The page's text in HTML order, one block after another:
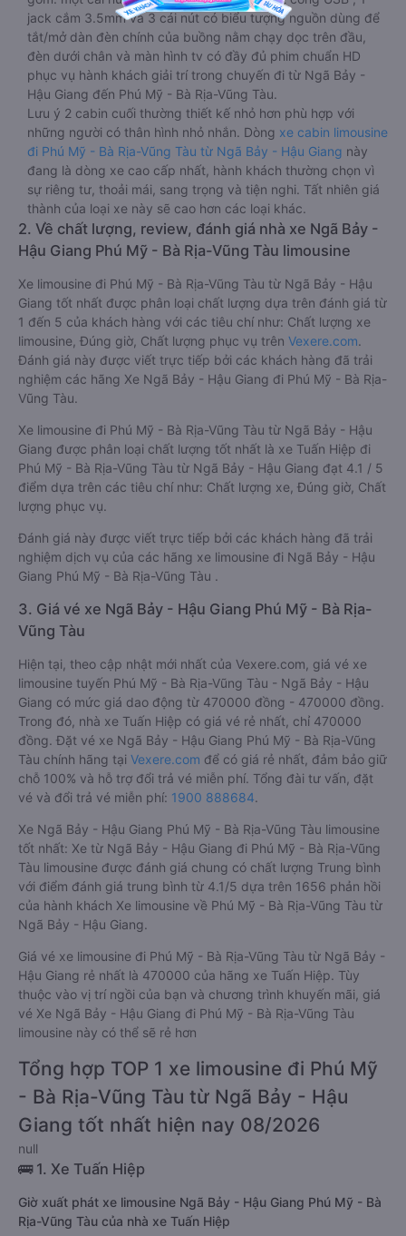
jack cắm 3.5mm và 3 cái nút có biểu tượng nguồn dùng để
tắt/mở dàn đèn chính của buồng nằm chạy dọc trên đầu,
đèn dưới chân và màn hình tv có đầy đủ phim chuẩn HD
phục vụ hành khách giải trí trong chuyến đi từ Ngã Bảy -
Hậu Giang đến Phú Mỹ - Bà Rịa-Vũng Tàu.
Lưu ý 2 cabin cuối thường thiết kế nhỏ hơn phù hợp với
những người có thân hình nhỏ nhắn. Dòng xe cabin limousine
đi Phú Mỹ - Bà Rịa-Vũng Tàu từ Ngã Bảy - Hậu Giang này
đang là dòng xe cao cấp nhất, hành khách thường chọn vì
sự riêng tư, thoải mái, sang trọng và tiện nghi. Tất nhiên giá
thành của loại xe này sẽ cao hơn các loại khác.
2. Về chất lượng, review, đánh giá nhà xe Ngã Bảy -
Hậu Giang Phú Mỹ - Bà Rịa-Vũng Tàu limousine
Xe limousine đi Phú Mỹ - Bà Rịa-Vũng Tàu từ Ngã Bảy - Hậu
Giang tốt nhất được phân loại chất lượng dựa trên đánh giá từ
1 đến 5 của khách hàng với các tiêu chí như: Chất lượng xe
limousine, Đúng giờ, Chất lượng phục vụ trên Vexere.com.
Đánh giá này được viết trực tiếp bởi các khách hàng đã trải
nghiệm các hãng Xe Ngã Bảy - Hậu Giang đi Phú Mỹ - Bà Rịa-
Vũng Tàu.
Xe limousine đi Phú Mỹ - Bà Rịa-Vũng Tàu từ Ngã Bảy - Hậu
Giang được phân loại chất lượng tốt nhất là xe Tuấn Hiệp đi
Phú Mỹ - Bà Rịa-Vũng Tàu từ Ngã Bảy - Hậu Giang đạt 4.1 / 5
điểm dựa trên các tiêu chí như: Chất lượng xe, Đúng giờ, Chất
lượng phục vụ.
Đánh giá này được viết trực tiếp bởi các khách hàng đã trải
nghiệm dịch vụ của các hãng xe limousine đi Ngã Bảy - Hậu
Giang Phú Mỹ - Bà Rịa-Vũng Tàu .
3. Giá vé xe Ngã Bảy - Hậu Giang Phú Mỹ - Bà Rịa-
Vũng Tàu
Hiện tại, theo cập nhật mới nhất của Vexere.com, giá vé xe
limousine tuyến Phú Mỹ - Bà Rịa-Vũng Tàu - Ngã Bảy - Hậu
Giang có mức giá dao động từ 470000 đồng - 470000 đồng.
Trong đó, nhà xe Tuấn Hiệp có giá vé rẻ nhất, chỉ 470000
đồng. Đặt vé xe Ngã Bảy - Hậu Giang Phú Mỹ - Bà Rịa-Vũng
Tàu chính hãng tại Vexere.com để có giá rẻ nhất, đảm bảo giữ
chỗ 100% và hỗ trợ đổi trả vé miễn phí. Tổng đài tư vấn, đặt
vé và đổi trả vé miễn phí: 1900 888684.
Xe Ngã Bảy - Hậu Giang Phú Mỹ - Bà Rịa-Vũng Tàu limousine
tốt nhất: Xe từ Ngã Bảy - Hậu Giang đi Phú Mỹ - Bà Rịa-Vũng
Tàu limousine được đánh giá chung có chất lượng Trung bình
với điểm đánh giá trung bình từ 4.1/5 dựa trên 1656 phản hồi
của hành khách Xe limousine về Phú Mỹ - Bà Rịa-Vũng Tàu từ
Ngã Bảy - Hậu Giang.
Giá vé xe limousine đi Phú Mỹ - Bà Rịa-Vũng Tàu từ Ngã Bảy -
Hậu Giang rẻ nhất là 470000 của hãng xe Tuấn Hiệp. Tùy
thuộc vào vị trí ngồi của bạn và chương trình khuyến mãi, giá
vé Xe Ngã Bảy - Hậu Giang đi Phú Mỹ - Bà Rịa-Vũng Tàu
limousine này có thể sẽ rẻ hơn
Tổng hợp TOP 1 xe limousine đi Phú Mỹ
- Bà Rịa-Vũng Tàu từ Ngã Bảy - Hậu
Giang tốt nhất hiện nay 08/2026
null
🚌 1. Xe Tuấn Hiệp
Giờ xuất phát xe limousine Ngã Bảy - Hậu Giang Phú Mỹ - Bà
Rịa-Vũng Tàu của nhà xe Tuấn Hiệp